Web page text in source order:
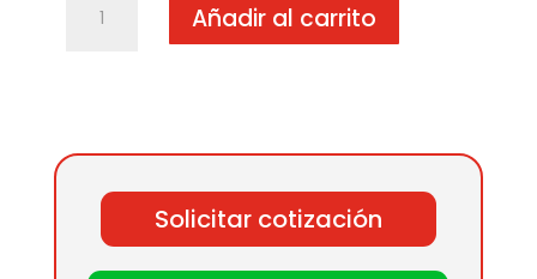
GEN-
Añadir al carrito
Solicitar cotización